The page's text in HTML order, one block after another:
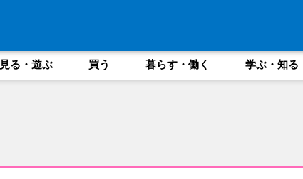
見る・遊ぶ 買う 暮らす・働く 学ぶ・知る